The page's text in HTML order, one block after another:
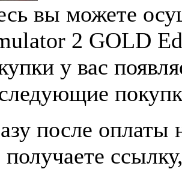
вы можете
2 GOLD
у вас
после оплаты